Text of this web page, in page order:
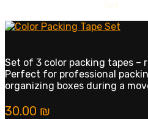
Set of 3 color packing tapes –
Perfect for professional
organizing boxes during a
30.00 ₪